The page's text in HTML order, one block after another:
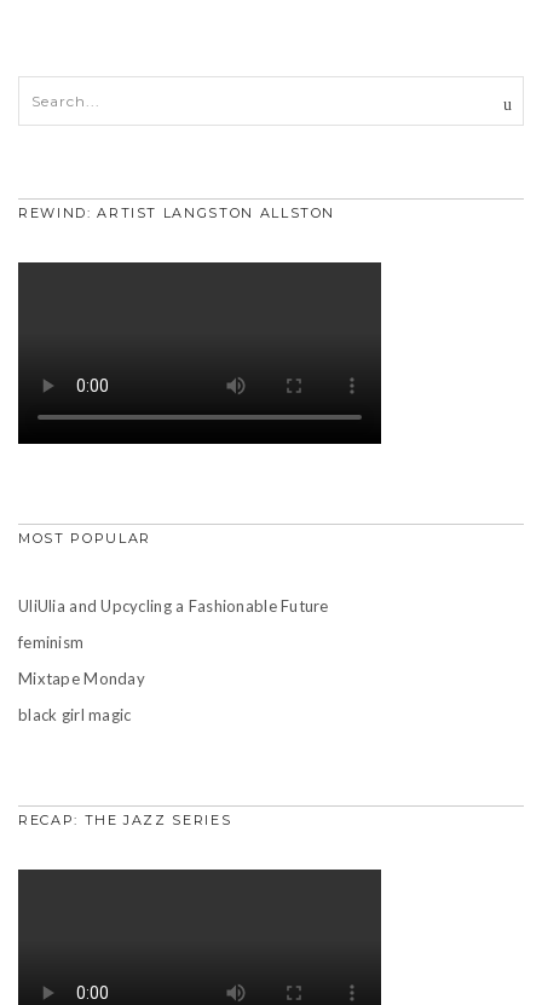
REWIND: ARTIST LANGSTON ALLSTON
MOST POPULAR
UliUlia and Upcycling a Fashionable Future
feminism
Mixtape Monday
black girl magic
RECAP: THE JAZZ SERIES